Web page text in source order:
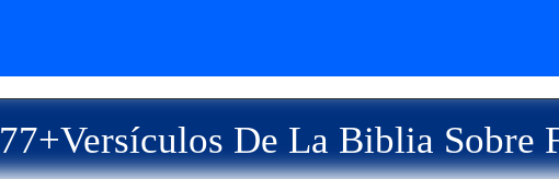
77+Versículos De La Biblia Sobre